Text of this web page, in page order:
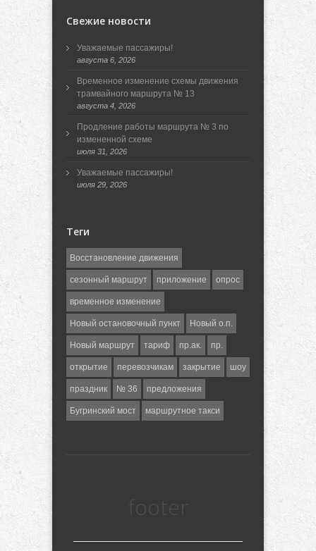
Свежие новости
Уважаемые пассажиры!
августа 6, 2026
Временное изменение схемы движения
трамвайного маршрута № 13
августа 4, 2026
Продление работы маршрута № 3 по
измененной схеме
июля 31, 2026
Уважаемые пассажиры!
июля 29, 2026
Теги
Восстановление движения
сезонный маршрут приложение опрос
временное изменение
Новый остановочный пункт Новый о.п.
Новый маршрут тариф пр.ак. пр.
открытие перевозчикам закрытие шоу
праздник № 36 предложения
Бугринский мост маршрутное такси
footer